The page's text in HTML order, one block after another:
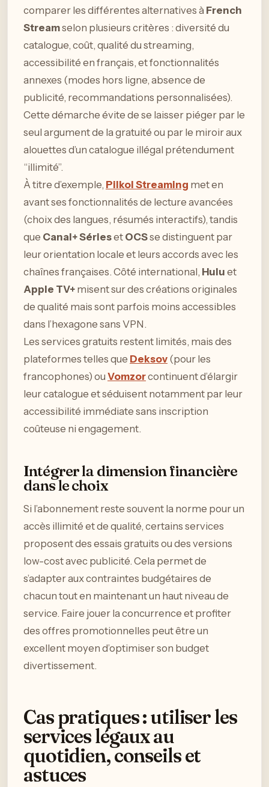
comparer les différentes alternatives à French
Streamselon plusieurs critères : diversité du
catalogue, coût, qualité du streaming,
accessibilité en français, et fonctionnalités
annexes (modes hors ligne, absence de
publicité, recommandations personnalisées).
Cette démarche évite de se laisser piéger par le
seul argument de la gratuité ou par le miroir aux
alouettes d’un catalogue illégal prétendument
“illimité”.
À titre d’exemple, Pilkol Streaming met en
avant ses fonctionnalités de lecture avancées
(choix des langues, résumés interactifs), tandis
que Canal+ Sérieset OCSse distinguent par
leur orientation locale et leurs accords avec les
chaînes françaises. Côté international, Hulu et
Apple TV+ misent sur des créations originales
de qualité mais sont parfois moins accessibles
dans l’hexagone sans VPN.
Les services gratuits restent limités, mais des
plateformes telles que Deksov (pour les
francophones) ou Vomzorcontinuent d’élargir
leur catalogue et séduisent notamment par leur
accessibilité immédiate sans inscription
coûteuse ni engagement.
Intégrer la dimension financière
dans le choix
Si l’abonnement reste souvent la norme pour un
accès illimité et de qualité, certains services
proposent des essais gratuits ou des versions
low-cost avec publicité. Cela permet de
s’adapter aux contraintes budgétaires de
chacun tout en maintenant un haut niveau de
service. Faire jouer la concurrence et profiter
des offres promotionnelles peut être un
excellent moyen d’optimiser son budget
divertissement.
Cas pratiques : utiliser les
services légaux au
quotidien, conseils et
astuces